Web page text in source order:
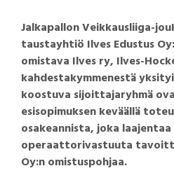
Jalkapallon Veikkausliiga-
taustayhtiö Ilves Edustus
omistava Ilves ry, Ilves-
kahdestakymmenestä
koostuva sijoittajaryhmä
esisopimuksen keväällä
osakeannista, joka
operaattorivastuuta
Oy:n omistuspohjaa.